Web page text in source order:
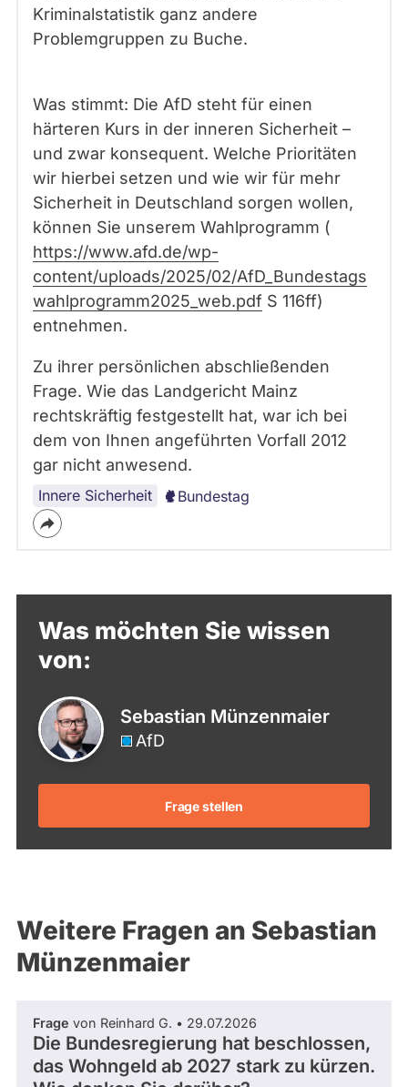
Kriminalstatistik ganz andere
Problemgruppen zu Buche.
Was stimmt: Die AfD steht für einen
härteren Kurs in der inneren Sicherheit –
und zwar konsequent. Welche Prioritäten
wir hierbei setzen und wie wir für mehr
Sicherheit in Deutschland sorgen wollen,
können Sie unserem Wahlprogramm (
https://www.afd.de/wp-
content/uploads/2025/02/AfD_Bundestags
wahlprogramm2025_web.pdf S 116ff)
entnehmen.
Zu ihrer persönlichen abschließenden
Frage. Wie das Landgericht Mainz
rechtskräftig festgestellt hat, war ich bei
dem von Ihnen angeführten Vorfall 2012
gar nicht anwesend.
Innere Sicherheit Bundestag
Was möchten Sie wissen
von:
Sebastian Münzenmaier
AfD
Frage stellen
Weitere Fragen an Sebastian
Münzenmaier
Frage von Reinhard G. • 29.07.2026
Die Bundesregierung hat beschlossen,
das Wohngeld ab 2027 stark zu kürzen.